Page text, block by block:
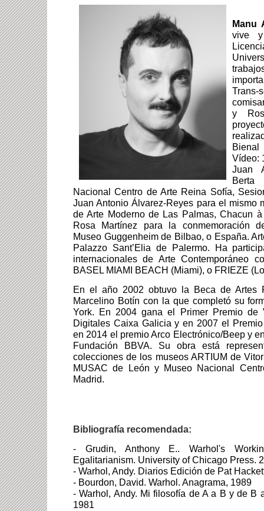
Manu
vive
Trans-
y
Vídeo:
Juan
Berta
Nacional Centro de Arte Reina Sofía,
Juan Antonio Álvarez-Reyes para el mismo
de Arte Moderno de Las Palmas, Chacun
Rosa Martínez para la conmemoración
Museo Guggenheim de Bilbao, o España.
Palazzo Sant’Elia de Palermo. Ha
internacionales de Arte Contemporáneo
BASEL MIAMI BEACH (Miami), o FRIEZE
En el año 2002 obtuvo la Beca de Artes
Marcelino Botín con la que completó su
York. En 2004 gana el Primer Premio de
Digitales Caixa Galicia y en 2007 el
en 2014 el premio Arco Electrónico/Beep y
Fundación BBVA. Su obra está
colecciones de los museos ARTIUM de
MUSAC de León y Museo Nacional
Madrid.
Bibliografía recomendada:
- Grudin, Anthony E..Warhol's
Egalitarianism. University of Chicago Press.
- Warhol, Andy. Diarios Edición de Pat
- Bourdon, David. Warhol. Anagrama, 1989
- Warhol, Andy. Mi filosofía de A a B y de B
1981